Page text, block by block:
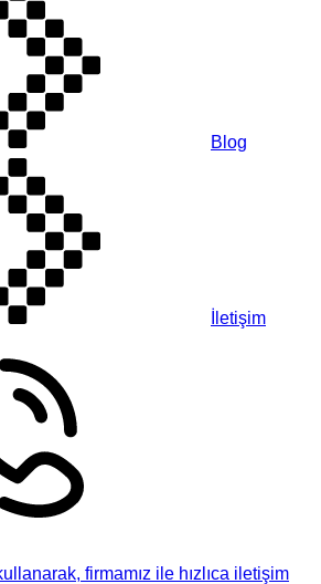
Blog
İletişim
firmamız ile hızlıca iletişim